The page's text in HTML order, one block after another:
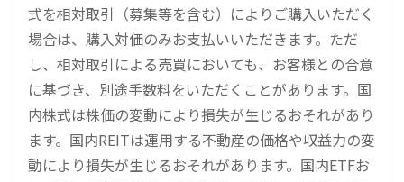
式を相対取引（募集等を含む）によりご購入いただく
場合は、購入対価のみお支払いいただきます。ただ
し、相対取引による売買においても、お客様との合意
に基づき、別途手数料をいただくことがあります。国
内株式は株価の変動により損失が生じるおそれがあり
ます。国内REITは運用する不動産の価格や収益力の変
動により損失が生じるおそれがあります。国内ETFお